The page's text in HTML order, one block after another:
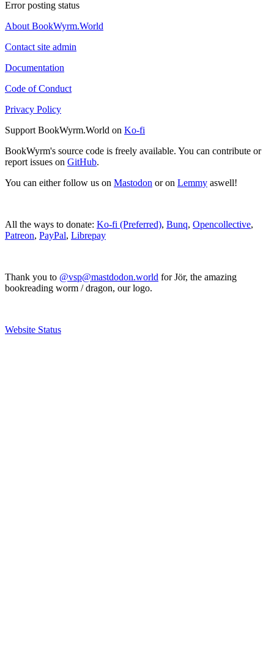
Error posting status
About BookWyrm.World
Contact site admin
Documentation
Code of Conduct
Privacy Policy
Support BookWyrm.World on Ko-fi
BookWyrm's source code is freely available. You can contribute or
report issues on GitHub.
You can either follow us on Mastodon or on Lemmy aswell!
All the ways to donate: Ko-fi (Preferred), Bunq, Opencollective,
Patreon, PayPal, Librepay
Thank you to @vsp@mastdodon.world for Jör, the amazing
bookreading worm / dragon, our logo.
Website Status